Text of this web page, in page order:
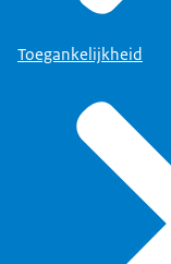
Toegankelijkheid